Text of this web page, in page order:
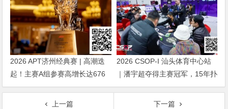
2026 APT济州经典赛 | 高潮迭
起！主赛A组参赛高增长达676
人次！中国选手 Tony Lin 逆袭
夺超级豪客赛冠军！
2026 CSOP-I 汕头体育中心站
｜潘宇超夺得主赛冠军，15年扑
克路，圆梦CSOP！
上一篇
下一篇